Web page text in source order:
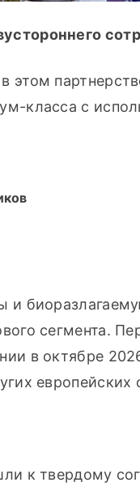
класса с
и
сегмента.
в октябре
европейских
к твердому